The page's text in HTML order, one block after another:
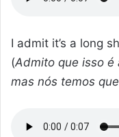
I admit it’s a long
(Admito que isso é
mas nós temos